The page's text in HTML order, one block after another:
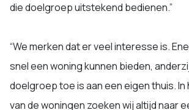
die doelgroep uitstekend bedienen.”
“We merken dat er veel interesse is.
snel een woning kunnen bieden,
doelgroep toe is aan een eigen thuis.
van de woningen zoeken wij altijd naar